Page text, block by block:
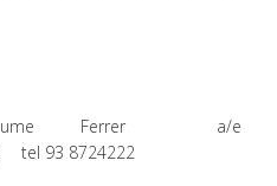
Ferrer a/e
tel 93 8724222